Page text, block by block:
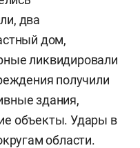
два
дом,
ликвидировали
получили
здания,
объекты. Удары в
области.